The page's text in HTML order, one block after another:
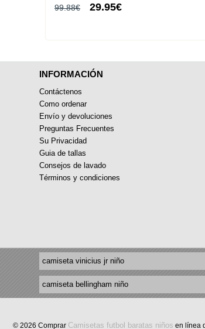
99.88€ 29.95€
INFORMACIÓN
Contáctenos
Como ordenar
Envío y devoluciones
Preguntas Frecuentes
Su Privacidad
Guia de tallas
Consejos de lavado
Términos y condiciones
camiseta vinicius jr niño
camiseta bellingham niño
© 2026 Comprar Camisetas futbol baratas niños en línea